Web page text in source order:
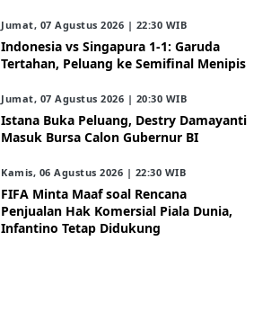
Jumat, 07 Agustus 2026 | 22:30 WIB
Indonesia vs Singapura 1-1: Garuda
Tertahan, Peluang ke Semifinal Menipis
Jumat, 07 Agustus 2026 | 20:30 WIB
Istana Buka Peluang, Destry Damayanti
Masuk Bursa Calon Gubernur BI
Kamis, 06 Agustus 2026 | 22:30 WIB
FIFA Minta Maaf soal Rencana
Penjualan Hak Komersial Piala Dunia,
Infantino Tetap Didukung